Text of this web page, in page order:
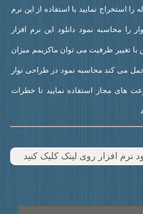
نمایید با استفاده از این نرم
محاسبه نمود دانلود این نرم افزار
ظرفیت می توان ماکزیمم میزان
می کند محاسبه نمود در طراحی نوار
مجاز استفاده نمایید تا خطرات